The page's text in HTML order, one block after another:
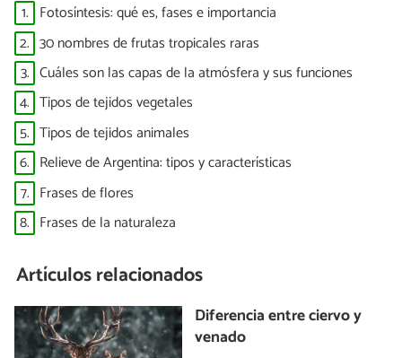
1. Fotosíntesis: qué es, fases e importancia
2. 30 nombres de frutas tropicales raras
3. Cuáles son las capas de la atmósfera y sus funciones
4. Tipos de tejidos vegetales
5. Tipos de tejidos animales
6. Relieve de Argentina: tipos y características
7. Frases de flores
8. Frases de la naturaleza
Artículos relacionados
Diferencia entre ciervo y
venado